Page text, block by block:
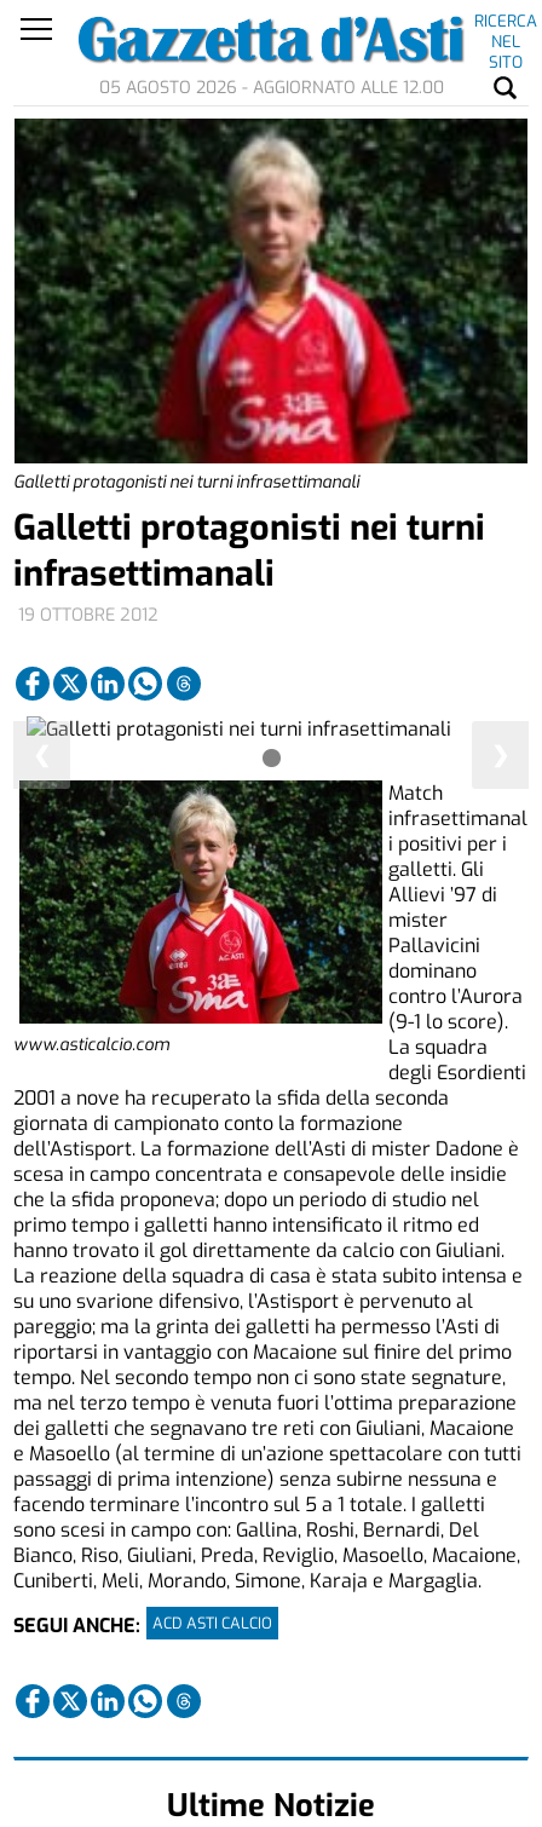
RICERCA
NEL
SITO
05 AGOSTO 2026 - AGGIORNATO ALLE 12.00
Galletti protagonisti nei turni infrasettimanali
19 OTTOBRE 2012
Galletti protagonisti nei turni
infrasettimanali
www.asticalcio.com
Match
infrasettimanal
i positivi per i
galletti. Gli
Allievi ’97 di
mister
Pallavicini
dominano
contro l’Aurora
(9-1 lo score).
La squadra
degli Esordienti
2001 a nove ha recuperato la sfida della seconda
giornata di campionato conto la formazione
dell’Astisport. La formazione dell’Asti di mister Dadone è
scesa in campo concentrata e consapevole delle insidie
che la sfida proponeva; dopo un periodo di studio nel
primo tempo i galletti hanno intensificato il ritmo ed
hanno trovato il gol direttamente da calcio con Giuliani.
La reazione della squadra di casa è stata subito intensa e
su uno svarione difensivo, l’Astisport è pervenuto al
pareggio; ma la grinta dei galletti ha permesso l’Asti di
riportarsi in vantaggio con Macaione sul finire del primo
tempo. Nel secondo tempo non ci sono state segnature,
ma nel terzo tempo è venuta fuori l’ottima preparazione
dei galletti che segnavano tre reti con Giuliani, Macaione
e Masoello (al termine di un’azione spettacolare con tutti
passaggi di prima intenzione) senza subirne nessuna e
facendo terminare l’incontro sul 5 a 1 totale. I galletti
sono scesi in campo con: Gallina, Roshi, Bernardi, Del
Bianco, Riso, Giuliani, Preda, Reviglio, Masoello, Macaione,
Cuniberti, Meli, Morando, Simone, Karaja e Margaglia.
SEGUI ANCHE:
ACD ASTI CALCIO
Ultime Notizie